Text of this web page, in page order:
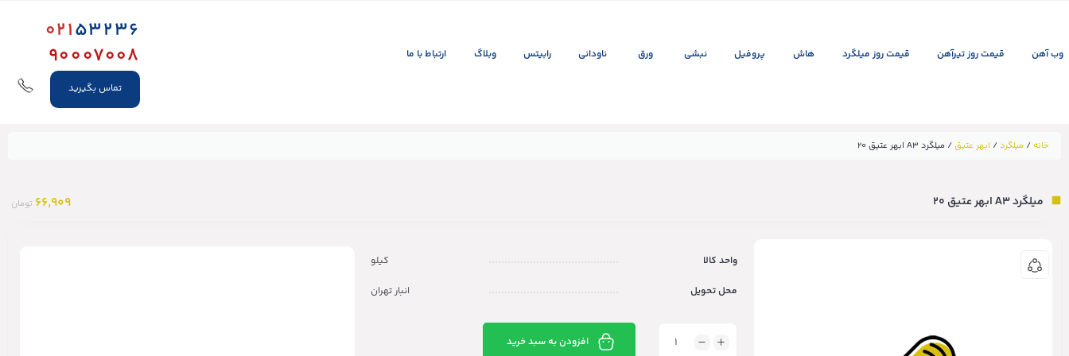
وب آهن قیمت روز تیرآهن قیمت روز میلگرد هاش پروفیل نبشی ورق ناودانی رابیتس وبلاگ ارتباط با ما
02153236
90007008
تماس بگیرید
خانه / میلگرد/ ابهر عتیق/ میلگرد A3 ابهر عتیق ۲۰
میلگرد A3 ابهر عتیق ۲۰ 66,909 تومان
واحد کالا
کیلو
محل تحویل
انبار تهران
افزودن به سبد خرید